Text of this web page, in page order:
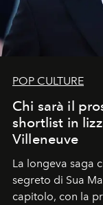
POP CULTURE
Chi sarà il
shortlist in
Villeneuve
La longeva saga
segreto di Sua
capitolo, con la